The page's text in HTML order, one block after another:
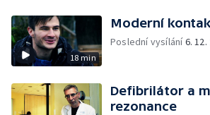
18 min
Moderní
Poslední vysílání6. 12.
Defibrilátor a
rezonance